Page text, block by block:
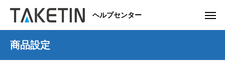
ヘルプセンター
商品設定